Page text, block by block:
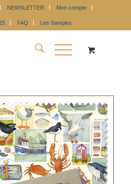
NEWSLETTER Mon compte
FAQ Les Samples